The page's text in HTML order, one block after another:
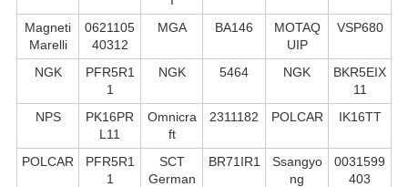
Magneti
Marelli
0621105
40312
MGA BA146
MOTAQ
UIP
VSP680
NGK
PFR5R1
1
NGK 5464 NGK
BKR5EIX
11
NPS
PK16PR
L11
Omnicra
ft
2311182 POLCAR IK16TT
POLCAR
PFR5R1
1
SCT
German
BR71IR1
Ssangyo
ng
0031599
403